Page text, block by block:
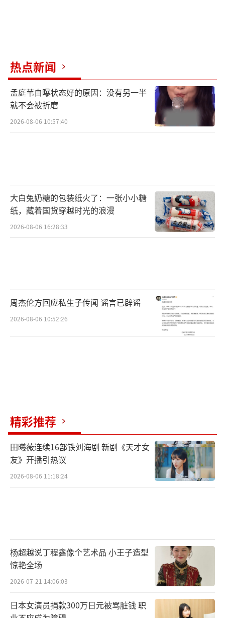
热点新闻
孟庭苇自曝状态好的原因：没有另一半
就不会被折磨
2026-08-06 10:57:40
大白兔奶糖的包装纸火了：一张小小糖
纸，藏着国货穿越时光的浪漫
2026-08-06 16:28:33
周杰伦方回应私生子传闻 谣言已辟谣
2026-08-06 10:52:26
精彩推荐
田曦薇连续16部铁刘海剧 新剧《天才女
友》开播引热议
2026-08-06 11:18:24
杨超越说丁程鑫像个艺术品 小王子造型
惊艳全场
2026-07-21 14:06:03
日本女演员捐款300万日元被骂脏钱 职